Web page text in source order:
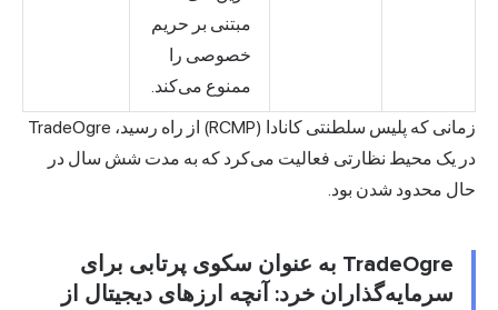
مبتنی بر حریم
خصوصی را
ممنوع می‌کند.
زمانی که پلیس سلطنتی کانادا (RCMP) از راه رسید، TradeOgre
در یک محیط نظارتی فعالیت می‌کرد که به مدت شش سال در
حال محدود شدن بود.
TradeOgre به عنوان سکوی پرتابی برای
سرمایه‌گذاران خرد: آنچه ارزهای دیجیتال از